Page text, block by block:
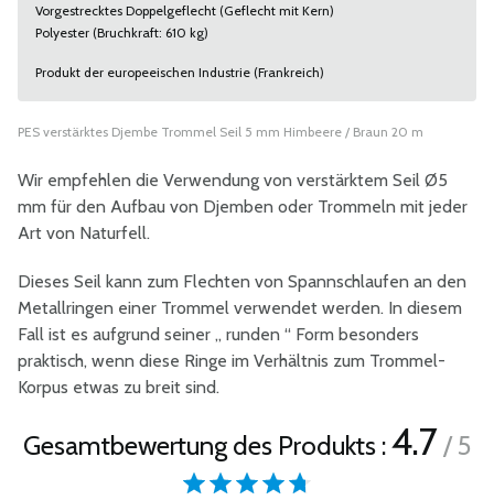
Vorgestrecktes Doppelgeflecht (Geflecht mit Kern)
Polyester (Bruchkraft: 610 kg)
Produkt der europeeischen Industrie (Frankreich)
PES verstärktes Djembe Trommel Seil 5 mm Himbeere / Braun 20 m
Wir empfehlen die Verwendung von verstärktem Seil Ø5
mm für den Aufbau von Djemben oder Trommeln mit jeder
Art von Naturfell.
Dieses Seil kann zum Flechten von Spannschlaufen an den
Metallringen einer Trommel verwendet werden. In diesem
Fall ist es aufgrund seiner „ runden “ Form besonders
praktisch, wenn diese Ringe im Verhältnis zum Trommel-
Korpus etwas zu breit sind.
Gesamtbewertung des Produkts :4.7/ 5